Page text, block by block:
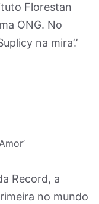
Florestan
ONG. No
na mira’.’
Record, a
no mundo